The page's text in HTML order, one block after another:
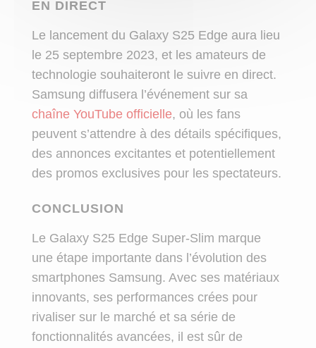
EN DIRECT
Le lancement du Galaxy S25 Edge aura lieu
le 25 septembre 2023, et les amateurs de
technologie souhaiteront le suivre en direct.
Samsung diffusera l’événement sur sa
chaîne YouTube officielle, où les fans
peuvent s’attendre à des détails spécifiques,
des annonces excitantes et potentiellement
des promos exclusives pour les spectateurs.
CONCLUSION
Le Galaxy S25 Edge Super-Slim marque
une étape importante dans l’évolution des
smartphones Samsung. Avec ses matériaux
innovants, ses performances crées pour
rivaliser sur le marché et sa série de
fonctionnalités avancées, il est sûr de